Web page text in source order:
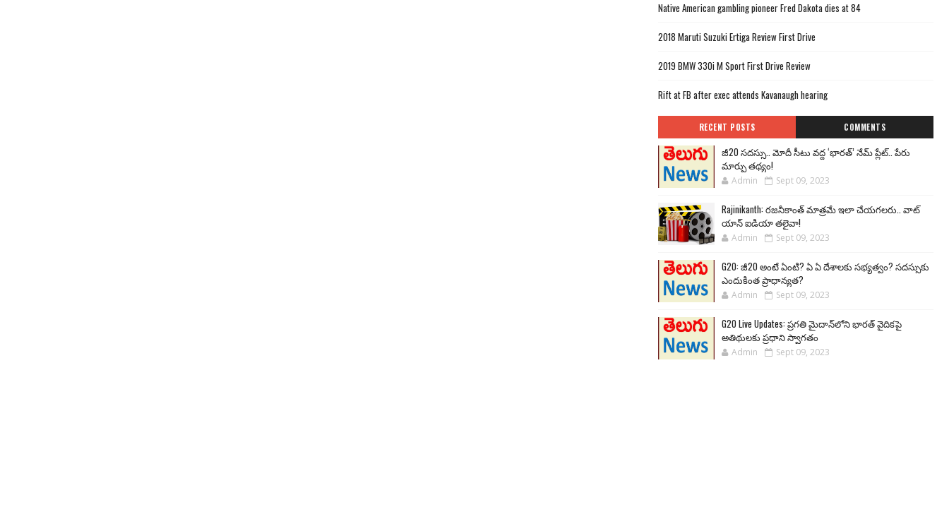
Native American gambling pioneer Fred Dakota dies at 84
2018 Maruti Suzuki Ertiga Review First Drive
2019 BMW 330i M Sport First Drive Review
Rift at FB after exec attends Kavanaugh hearing
RECENT POSTS COMMENTS
జీ20 సదస్సు.. మోదీ సీటు వద్ద ‘భారత్’ నేమ్ ప్లేట్‌.. పేరు
మార్పు తథ్యం!
Admin Sept 09, 2023
Rajinikanth: రజనీకాంత్ మాత్రమే ఇలా చేయగలరు.. వాట్
యాన్ ఐడియా తలైవా!
Admin Sept 09, 2023
G20: జీ20 అంటే ఏంటి? ఏ ఏ దేశాలకు సభ్యత్వం? సదస్సుకు
ఎందుకింత ప్రాధాన్యత?
Admin Sept 09, 2023
G20 Live Updates: ప్రగతి మైదాన్‌లోని భారత్ వైదికపై
అతిథులకు ప్రధాని స్వాగతం
Admin Sept 09, 2023